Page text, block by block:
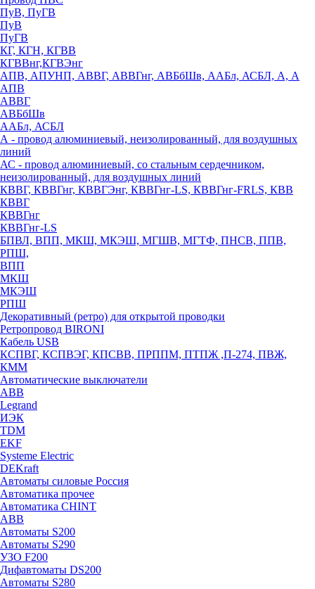
ПуВ, ПуГВ
ПуВ
ПуГВ
КГ, КГН, КГВВ
КГВВнг,КГВЭнг
АПВ, АПУНП, АВВГ, АВВГнг, АВБбШв, ААБл, АСБЛ, А, А
АПВ
АВВГ
АВБбШв
ААБл, АСБЛ
А - провод алюминиевый, неизолированный, для воздушных
линий
АС - провод алюминиевый, со стальным сердечником,
неизолированный, для воздушных линий
КВВГ, КВВГнг, КВВГЭнг, КВВГнг-LS, КВВГнг-FRLS, КВВ
КВВГ
КВВГнг
КВВГнг-LS
БПВЛ, ВПП, МКШ, МКЭШ, МГШВ, МГТФ, ПНСВ, ППВ,
РПШ,
ВПП
МКШ
МКЭШ
РПШ
Декоративный (ретро) для открытой проводки
Ретропровод BIRONI
Кабель USB
КСПВГ, КСПВЭГ, КПСВВ, ПРППМ, ПТПЖ ,П-274, ПВЖ,
КММ
Автоматические выключатели
ABB
Legrand
ИЭК
TDM
EKF
Systeme Electric
DEKraft
Автоматы силовые Россия
Автоматика прочее
Автоматика CHINT
ABB
Автоматы S200
Автоматы S290
УЗО F200
Дифавтоматы DS200
Автоматы S280